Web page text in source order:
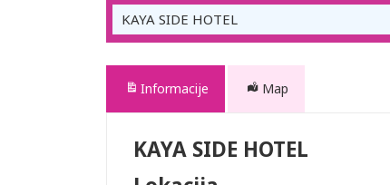
KAYA SIDE HOTEL
Informacije Map
KAYA SIDE HOTEL